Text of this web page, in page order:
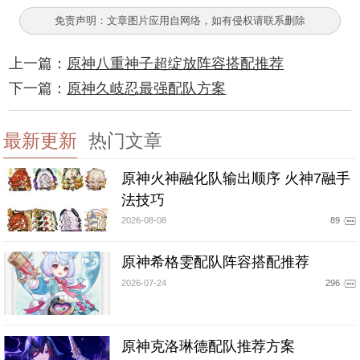
免责声明：文章图片应用自网络，如有侵权请联系删除
上一篇： 原神八重神子超绽放阵容搭配推荐
下一篇： 原神久岐忍最强配队方案
最新更新 热门文章
原神火神融化队输出顺序 火神7融手
法技巧
2026-08-08 89
原神希格雯配队阵容搭配推荐
2026-07-24 296
原神克洛琳德配队推荐方案